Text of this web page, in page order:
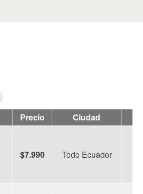
Precio Ciudad
$7.990 Todo Ecuador